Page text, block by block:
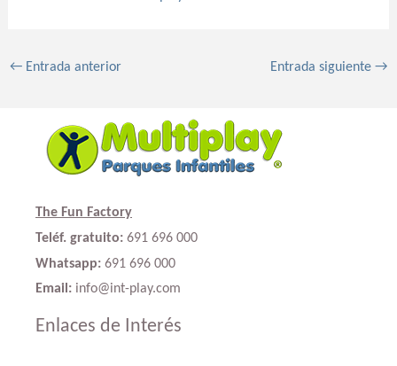
←Entrada anterior Entrada siguiente→
The Fun Factory
Teléf. gratuito: 691 696 000
Whatsapp: 691 696 000
Email: info@int-play.com
Enlaces de Interés